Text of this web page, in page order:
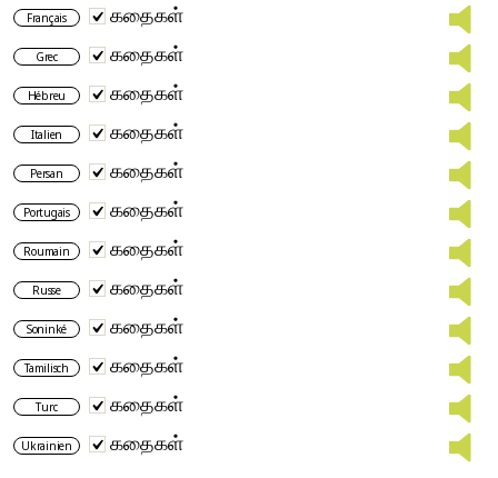
Français கதைகள்
Grec கதைகள்
Hébreu கதைகள்
Italien கதைகள்
Persan கதைகள்
Portugais கதைகள்
Roumain கதைகள்
Russe கதைகள்
Soninké கதைகள்
Tamilisch கதைகள்
Turc கதைகள்
Ukrainien கதைகள்